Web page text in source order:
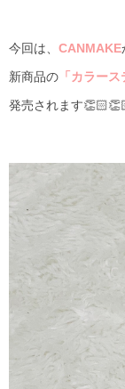
今回は、 CANMAKE
新商品の 「カラー
発売されます